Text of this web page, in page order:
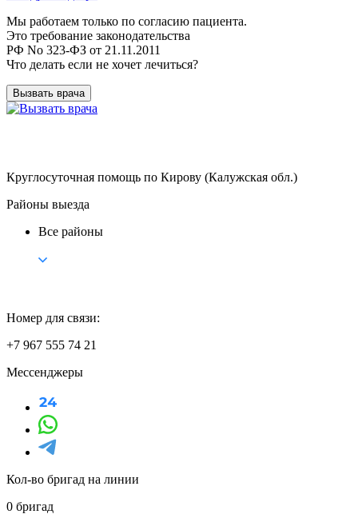
Мы работаем только по согласию пациента.
Это требование законодательства
РФ No 323-ФЗ от 21.11.2011
Что делать если не хочет лечиться?
Вызвать врача
Круглосуточная помощь по Кирову (Калужская обл.)
Районы выезда
Все районы
Номер для связи:
+7 967 555 74 21
Мессенджеры
Кол-во бригад на линии
0 бригад